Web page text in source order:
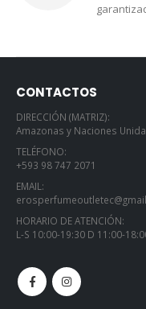
CONTACTOS
DIRECCIÓN (MATRIZ):
Amazonas y Naciones
TELÉFONO:
+593 98 747 2071
EMAIL:
HORARIO DE ATENCIÓN:
L-S 10:00-19:30 D 11:00-